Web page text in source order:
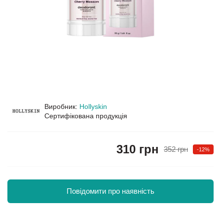
Виробник: Hollyskin
Сертифікована продукція
352 грн -12%
310 грн
Повідомити про наявність